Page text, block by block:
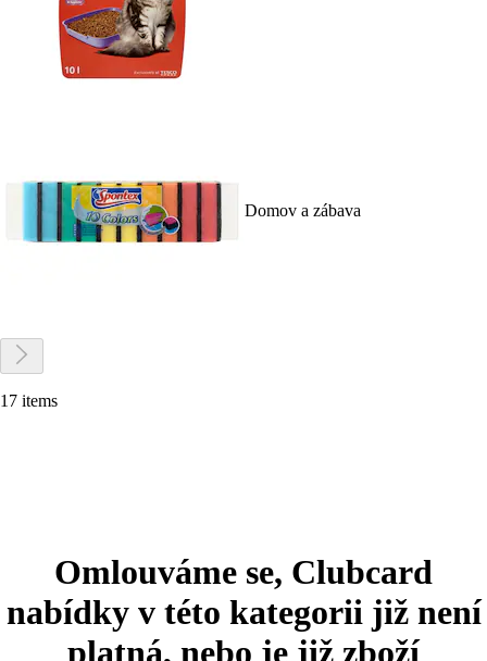
Domov a zábava
17 items
Omlouváme se, Clubcard
nabídky v této kategorii již není
platná, nebo je již zboží